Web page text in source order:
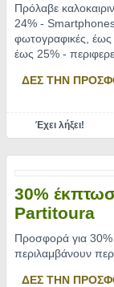
Πρόλαβε
24% -
φωτογραφικές,
έως 25% -
ΔΕΣ ΤΗΝ
Έχει λήξει!
30%
Partitoura
Προσφορά για 30%
περιλαμβάνουν
ΔΕΣ ΤΗΝ